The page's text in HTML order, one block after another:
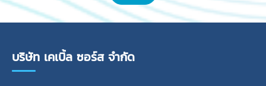
บริษัท เคเบิ้ล ซอร์ส จำกัด